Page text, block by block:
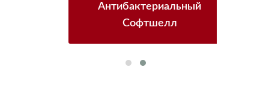
Антибактериальный
Софтшелл